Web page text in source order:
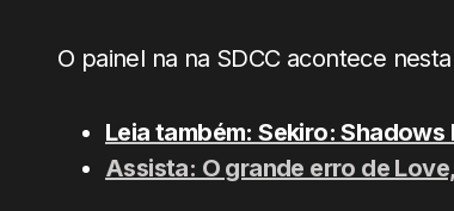
O painel na na SDCC acontece
Leia também: Sekiro:
Assista: O grande erro de